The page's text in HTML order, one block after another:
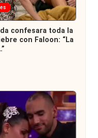
confesara toda la
con Faloon: “La